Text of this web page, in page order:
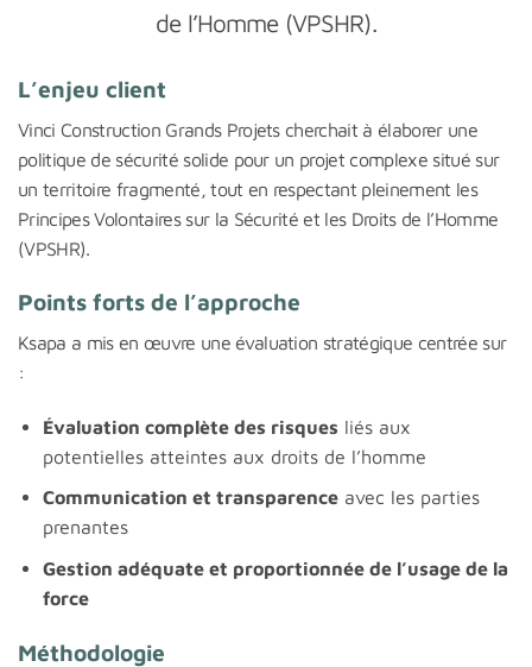
de l’Homme (VPSHR).
L’enjeu client
Vinci Construction Grands Projets cherchait à élaborer une
politique de sécurité solide pour un projet complexe situé sur
un territoire fragmenté, tout en respectant pleinement les
Principes Volontaires sur la Sécurité et les Droits de l’Homme
(VPSHR).
Points forts de l’approche
Ksapa a mis en œuvre une évaluation stratégique centrée sur
:
Évaluation complète des risques liés aux
potentielles atteintes aux droits de l’homme
Communication et transparenceavec les parties
prenantes
Gestion adéquate et proportionnée de l’usage de la
force
Méthodologie